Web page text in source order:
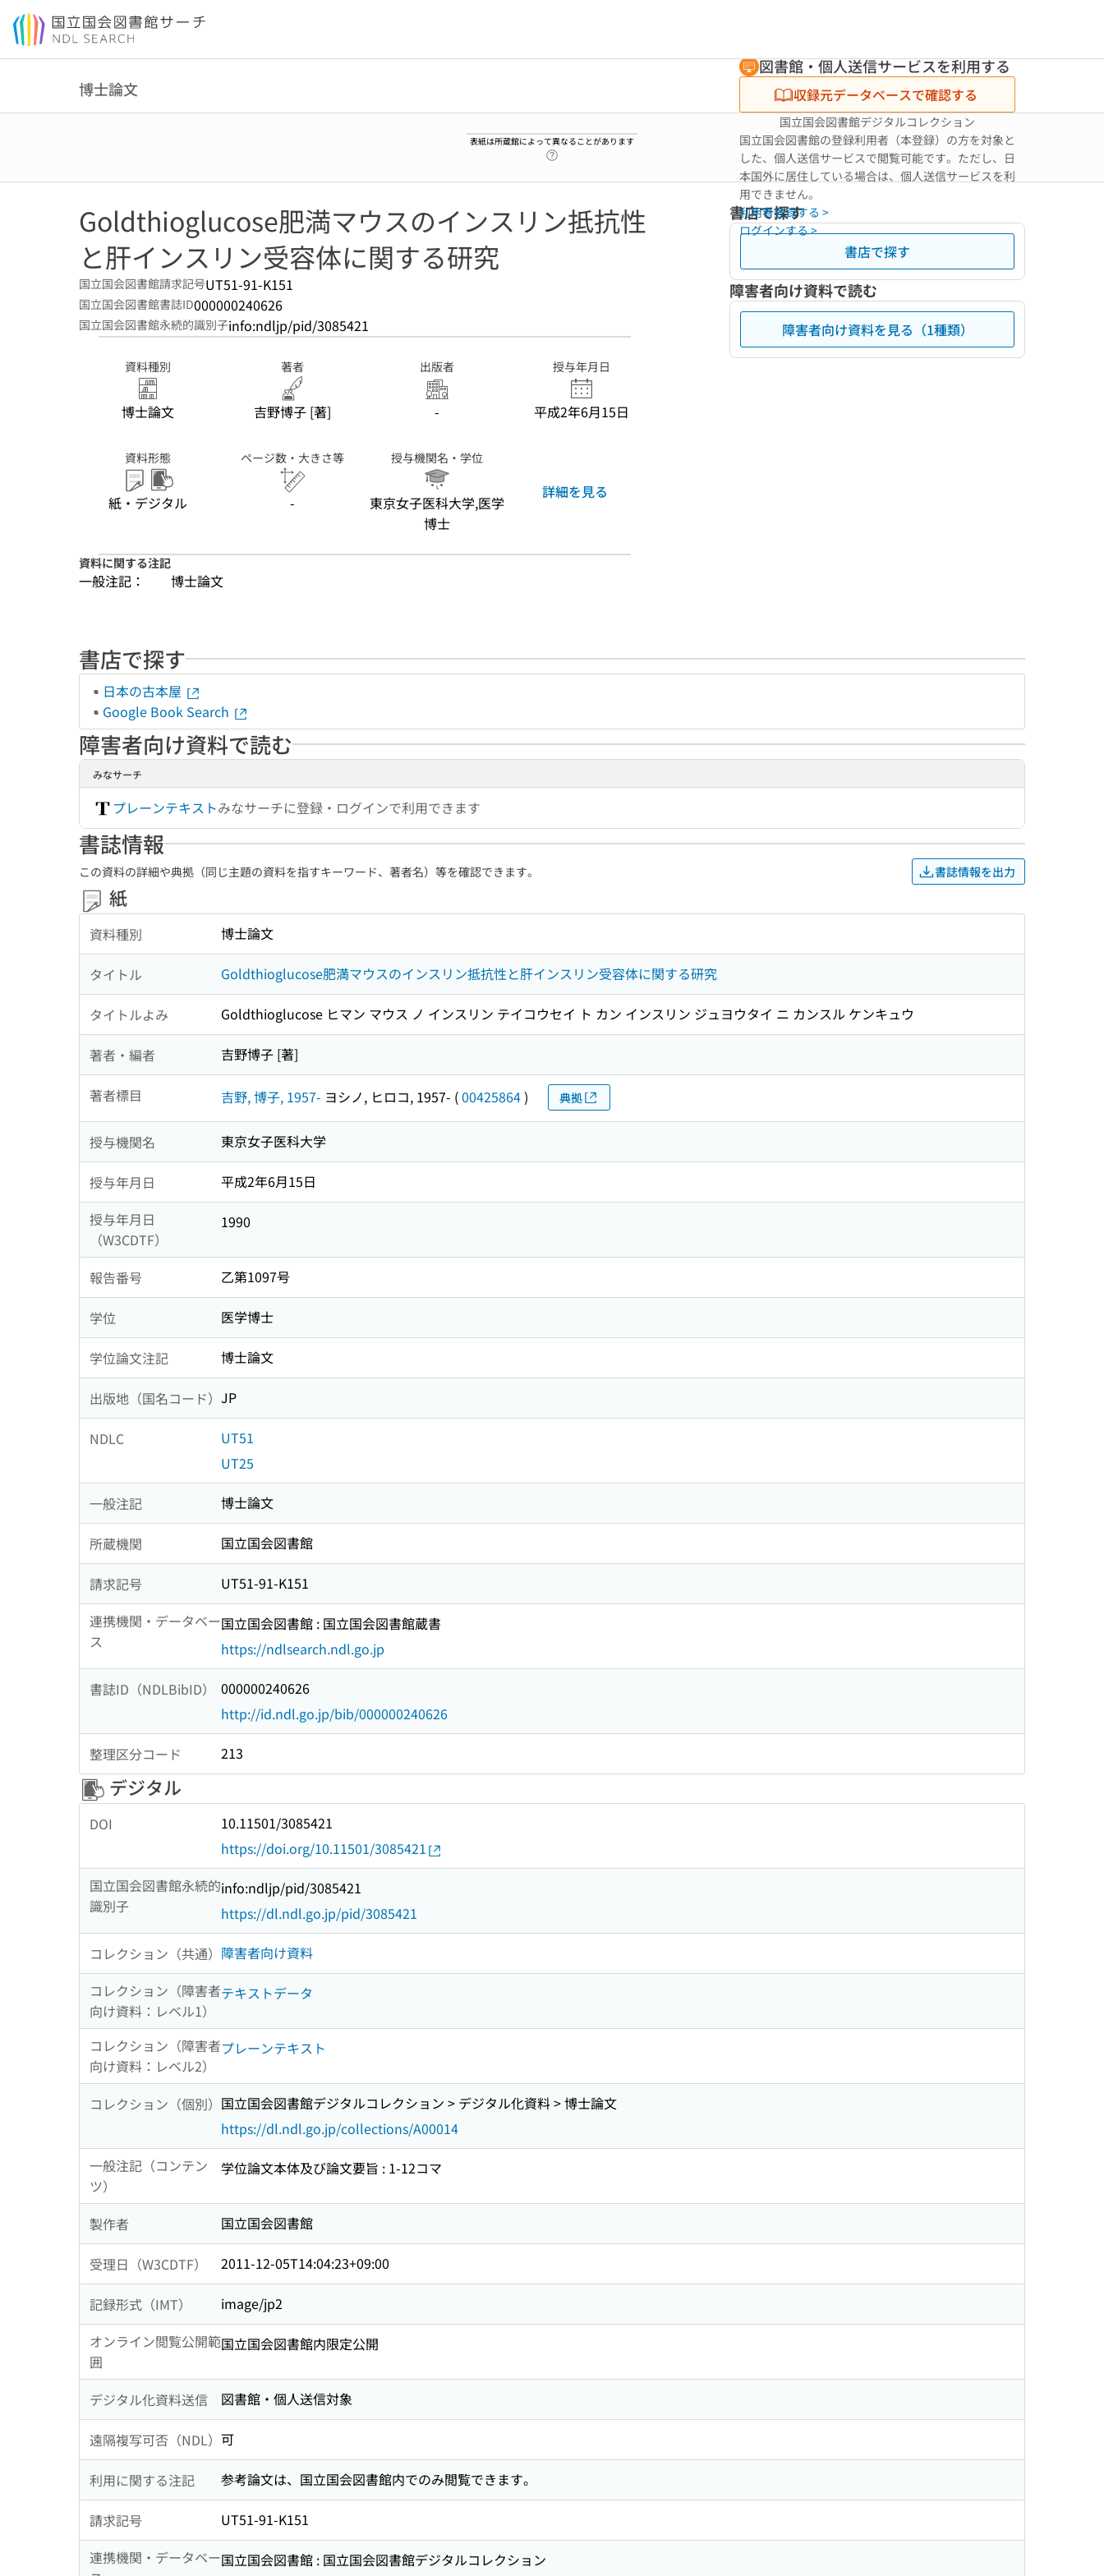
本文へ移動
博士論文
表紙は所蔵館によって異なることがあります
図書館・個人送信サービスを利用する
収録元データベースで確認する
国立国会図書館デジタルコレクション
国立国会図書館の登録利用者（本登録）の方を対象と
した、個人送信サービスで閲覧可能です。ただし、日
本国外に居住している場合は、個人送信サービスを利
用できません。
利用者登録する >
ログインする >
Goldthioglucose肥満マウスのインスリン抵抗性
と肝インスリン受容体に関する研究
国立国会図書館請求記号UT51-91-K151
国立国会図書館書誌ID000000240626
国立国会図書館永続的識別子info:ndljp/pid/3085421
資料種別
博士論文
著者
吉野博子 [著]
出版者
-
授与年月日
平成2年6月15日
資料形態
紙・デジタル
ページ数・大きさ等
-
授与機関名・学位
東京女子医科大学,医学
博士
詳細を見る
資料に関する注記
一般注記： 博士論文
書店で探す
書店で探す
障害者向け資料で読む
障害者向け資料を見る（1種類）
書店で探す
日本の古本屋
Google Book Search
障害者向け資料で読む
みなサーチ
プレーンテキストみなサーチに登録・ログインで利用できます
書誌情報
この資料の詳細や典拠（同じ主題の資料を指すキーワード、著者名）等を確認できます。 書誌情報を出力
紙
資料種別 博士論文
タイトル Goldthioglucose肥満マウスのインスリン抵抗性と肝インスリン受容体に関する研究
タイトルよみ Goldthioglucose ヒマン マウス ノ インスリン テイコウセイ ト カン インスリン ジュヨウタイ ニ カンスル ケンキュウ
著者・編者 吉野博子 [著]
著者標目 吉野, 博子, 1957- ヨシノ, ヒロコ, 1957- (00425864) 典拠
授与機関名 東京女子医科大学
授与年月日
平成2年6月15日
授与年月日
（W3CDTF）
1990
報告番号 乙第1097号
学位 医学博士
学位論文注記 博士論文
出版地（国名コード） JP
NDLC
UT51
UT25
一般注記 博士論文
所蔵機関 国立国会図書館
請求記号
UT51-91-K151
連携機関・データベー
ス
国立国会図書館 : 国立国会図書館蔵書
https://ndlsearch.ndl.go.jp
書誌ID（NDLBibID）
000000240626
http://id.ndl.go.jp/bib/000000240626
整理区分コード 213
デジタル
DOI
10.11501/3085421
https://doi.org/10.11501/3085421
国立国会図書館永続的
識別子
info:ndljp/pid/3085421
https://dl.ndl.go.jp/pid/3085421
コレクション（共通） 障害者向け資料
コレクション（障害者
向け資料：レベル1）
テキストデータ
コレクション（障害者
向け資料：レベル2）
プレーンテキスト
コレクション（個別） 国立国会図書館デジタルコレクション > デジタル化資料 > 博士論文
https://dl.ndl.go.jp/collections/A00014
一般注記（コンテン
ツ）
学位論文本体及び論文要旨 : 1-12コマ
製作者 国立国会図書館
受理日（W3CDTF） 2011-12-05T14:04:23+09:00
記録形式（IMT）
image/jp2
オンライン閲覧公開範
囲
国立国会図書館内限定公開
デジタル化資料送信 図書館・個人送信対象
遠隔複写可否（NDL） 可
利用に関する注記 参考論文は、国立国会図書館内でのみ閲覧できます。
請求記号
UT51-91-K151
連携機関・データベー国立国会図書館 : 国立国会図書館デジタルコレクション